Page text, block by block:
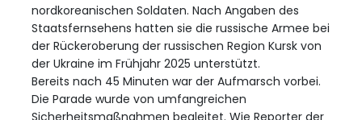
nordkoreanischen Soldaten. Nach Angaben des
Staatsfernsehens hatten sie die russische Armee bei
der Rückeroberung der russischen Region Kursk von
der Ukraine im Frühjahr 2025 unterstützt.
Bereits nach 45 Minuten war der Aufmarsch vorbei.
Die Parade wurde von umfangreichen
Sicherheitsmaßnahmen begleitet. Wie Reporter der